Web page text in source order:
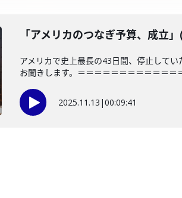
「アメリカのつなぎ予算、成立
アメリカで史上最長の43日間、停止して
お聞きします。＝＝＝＝＝＝＝＝＝＝＝＝
2025.11.13 |00:09:41